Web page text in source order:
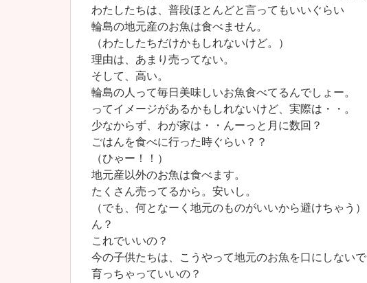
わたしたちは、普段ほとんどと言ってもいいぐらい
輪島の地元産のお魚は食べません。
（わたしたちだけかもしれないけど。）
理由は、あまり売ってない。
そして、高い。
輪島の人って毎日美味しいお魚食べてるんでしょー。
ってイメージがあるかもしれないけど、実際は・・。
少なからず、わが家は・・んーっと月に数回？
ごはんを食べに行った時ぐらい？？
（ひゃー！！）
地元産以外のお魚は食べます。
たくさん売ってるから。安いし。
（でも、何となーく地元のものがいいから避けちゃう）
ん？
これでいいの？
今の子供たちは、こうやって地元のお魚を口にしないで
育っちゃっていいの？